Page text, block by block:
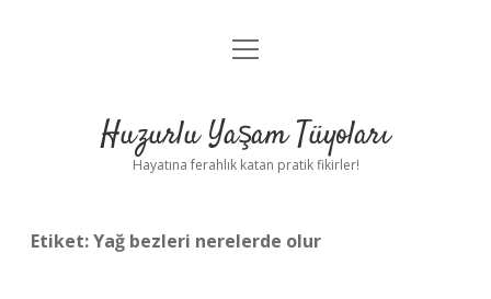
Anasayfa
Yasal Uyarı
menüyü
Huzurlu Yaşam Tüyoları
Hayatına ferahlık katan pratik fikirler!
Etiket:Yağ bezleri nerelerde olur